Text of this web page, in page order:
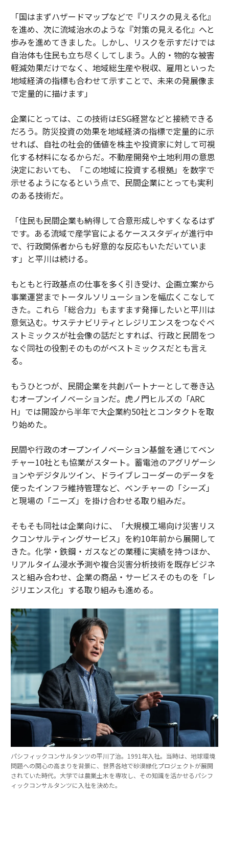
「国はまずハザードマップなどで『リスクの見える化』
を進め、次に流域治水のような『対策の見える化』へと
歩みを進めてきました。しかし、リスクを示すだけでは
自治体も住民も立ち尽くしてしまう。人的・物的な被害
軽減効果だけでなく、地域総生産や税収、雇用といった
地域経済の指標も合わせて示すことで、未来の発展像ま
で定量的に描けます」
企業にとっては、この技術はESG経営などと接続できる
だろう。防災投資の効果を地域経済の指標で定量的に示
せれば、自社の社会的価値を株主や投資家に対して可視
化する材料になるからだ。不動産開発や土地利用の意思
決定においても、「この地域に投資する根拠」を数字で
示せるようになるという点で、民間企業にとっても実利
のある技術だ。
「住民も民間企業も納得して合意形成しやすくなるはず
です。ある流域で産学官によるケーススタディが進行中
で、行政関係者からも好意的な反応もいただいていま
す」と平川は続ける。
もともと行政基点の仕事を多く引き受け、企画立案から
事業運営までトータルソリューションを幅広くこなして
きた。これら「総合力」もますます発揮したいと平川は
意気込む。サステナビリティとレジリエンスをつなぐベ
ストミックスが社会像の話だとすれば、行政と民間をつ
なぐ同社の役割そのものがベストミックスだとも言え
る。
もうひとつが、民間企業を共創パートナーとして巻き込
むオープンイノベーションだ。虎ノ門ヒルズの「ARC
H」では開設から半年で大企業約50社とコンタクトを取
り始めた。
民間や行政のオープンイノベーション基盤を通じてベン
チャー10社とも協業がスタート。蓄電池のアグリゲーシ
ョンやデジタルツイン、ドライブレコーダーのデータを
使ったインフラ維持管理など、ベンチャーの「シーズ」
と現場の「ニーズ」を掛け合わせる取り組みだ。
そもそも同社は企業向けに、「大規模工場向け災害リス
クコンサルティングサービス」を約10年前から展開して
きた。化学・鉄鋼・ガスなどの業種に実績を持つほか、
リアルタイム浸水予測や複合災害分析技術を既存ビジネ
スと組み合わせ、企業の商品・サービスそのものを「レ
ジリエンス化」する取り組みも進める。
パシフィックコンサルタンツの平川了治。1991年入社。当時は、地球環境
問題への関心の高まりを背景に、世界各地で砂漠緑化プロジェクトが展開
されていた時代。大学では農業土木を専攻し、その知識を活かせるパシフ
ィックコンサルタンツに入社を決めた。